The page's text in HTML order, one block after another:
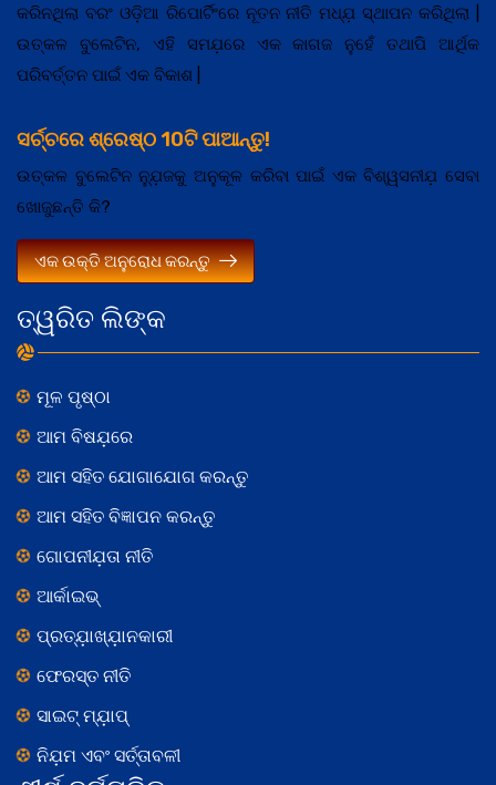
ତ୍ୱରିତ ଲିଙ୍କ
ମୂଳ ପୃଷ୍ଠା
ଆମ ବିଷଯ଼ରେ
ଆମ ସହିତ ଯୋଗାଯୋଗ କରନ୍ତୁ
ଆମ ସହିତ ବିଜ୍ଞାପନ କରନ୍ତୁ
ଗୋପନୀଯ଼ତା ନୀତି
ଆର୍କାଇଭ୍
ପ୍ରତ୍ଯ଼ାଖ୍ଯ଼ାନକାରୀ
ଫେରସ୍ତ ନୀତି
ସାଇଟ୍ ମ୍ଯ଼ାପ୍
ନିଯ଼ମ ଏବଂ ସର୍ତ୍ତାବଳୀ
କରିନଥିଲା ବରଂ ଓଡ଼ିଆ ରିପୋର୍ଟିଂରେ ନୂତନ ନୀତି ମଧ୍ଯ଼ ସ୍ଥାପନ କରିଥିଲା |
ଉତ୍କଳ ବୁଲେଟିନ, ଏହି ସମଯ଼ରେ ଏକ କାଗଜ ନୁହେଁ ତଥାପି ଆର୍ଥିକ
ପରିବର୍ତ୍ତନ ପାଇଁ ଏକ ବିକାଶ |
ସର୍ଚ୍ଚରେ ଶ୍ରେଷ୍ଠ 10ଟି ପାଆନ୍ତୁ!
ଉତ୍କଳ ବୁଲେଟିନ ନ୍ଯ଼ୁଜକୁ ଅନୁକୂଳ କରିବା ପାଇଁ ଏକ ବିଶ୍ୱସନୀଯ଼ ସେବା
ଖୋଜୁଛନ୍ତି କି?
ଏକ ଉକ୍ତି ଅନୁରୋଧ କରନ୍ତୁ